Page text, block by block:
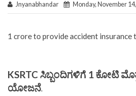
Jnyanabhandar Monday, November
1 crore to provide accident insurance
KSRTC ಸಿಬ್ಬಂದಿಗಳಿಗೆ 1 ಕೋಟಿ
ಯೋಜನೆ.